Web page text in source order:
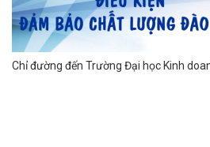
Chỉ đường đến Trường Đại học Kinh